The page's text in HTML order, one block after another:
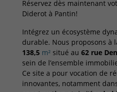
Réservez dès maintenant
Diderot à Pantin!
Intégrez un écosystème
durable. Nous proposons à
138,5 m² situé au 62 rue
sein de l’ensemble
Ce site a pour vocation de
innovantes, notamment